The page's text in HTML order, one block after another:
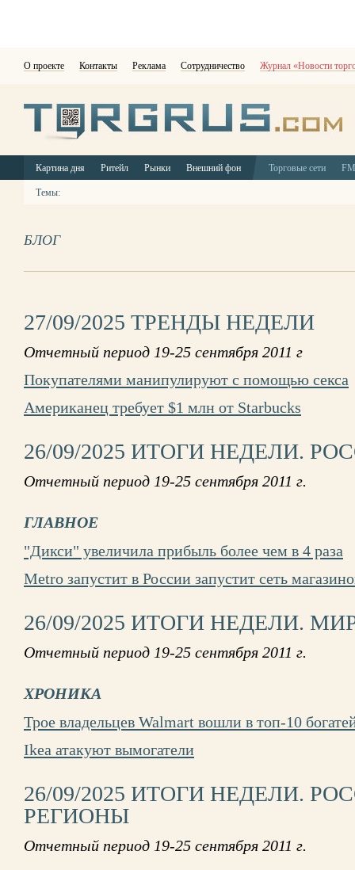
О проекте Контакты Реклама Сотрудничество Журнал «Новости
Картина дня Ритейл Рынки Внешний фон Торговые сети
Темы:
БЛОГ
27/09/2025 ТРЕНДЫ НЕДЕЛИ
Отчетный период 19-25 сентября 2011 г
Покупателями манипулируют с помощью секса
Американец требует $1 млн от Starbucks
26/09/2025 ИТОГИ НЕДЕЛИ.
Отчетный период 19-25 сентября 2011 г.
ГЛАВНОЕ
"Дикси" увеличила прибыль более чем в 4 раза
Metro запустит в России запустит сеть
26/09/2025 ИТОГИ НЕДЕЛИ.
Отчетный период 19-25 сентября 2011 г.
ХРОНИКА
Трое владельцев Walmart вошли в топ-10
Ikea атакуют вымогатели
26/09/2025 ИТОГИ НЕДЕЛИ.
РЕГИОНЫ
Отчетный период 19-25 сентября 2011 г.